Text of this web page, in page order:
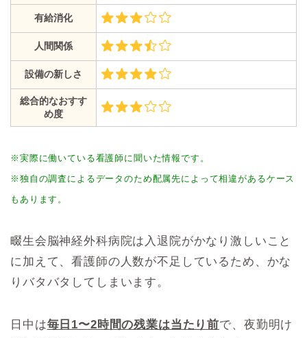
有給消化
人間関係
設備の新しさ
総合的なおすす
め度
※実際に働いている看護師に聞いた情報です。
※独自の調査によるデータのため配属先によって相違があるケース
もあります。
畷生会脳神経外科病院は入退院がかなり激しいこと
に加えて、看護師の人数が不足しているため、かな
りバタバタしてしまいます。
日中は毎日1〜2時間の残業は当たり前で、夜勤明け